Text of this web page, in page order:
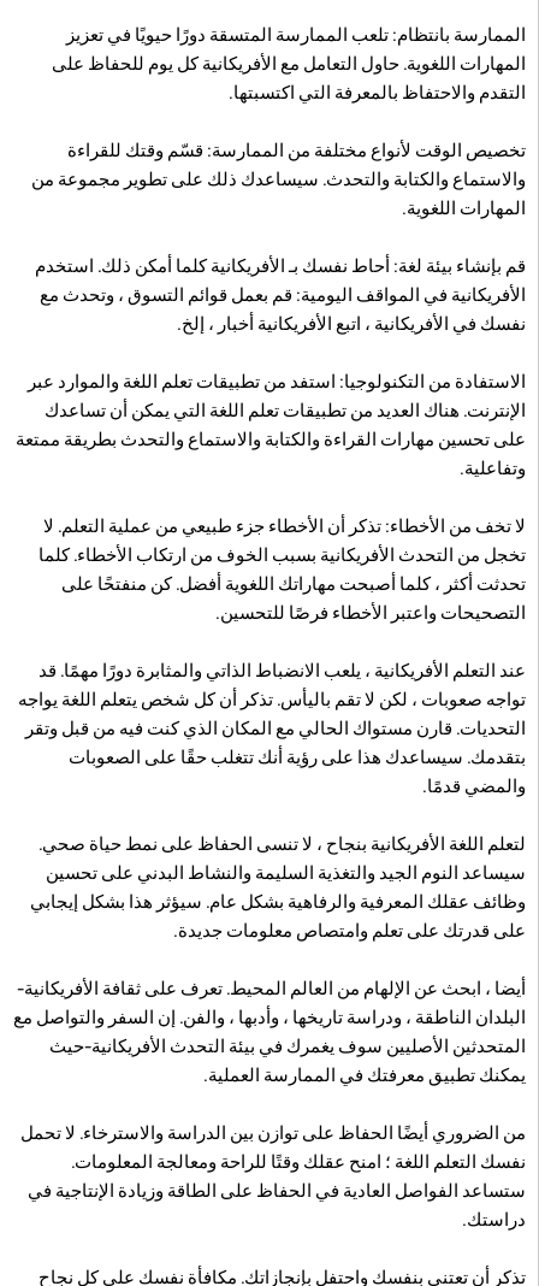
الممارسة بانتظام: تلعب الممارسة المتسقة دورًا حيويًا في تعزيز
المهارات اللغوية. حاول التعامل مع الأفريكانية كل يوم للحفاظ على
التقدم والاحتفاظ بالمعرفة التي اكتسبتها.
تخصيص الوقت لأنواع مختلفة من الممارسة: قسّم وقتك للقراءة
والاستماع والكتابة والتحدث. سيساعدك ذلك على تطوير مجموعة من
المهارات اللغوية.
قم بإنشاء بيئة لغة: أحاط نفسك بـ الأفريكانية كلما أمكن ذلك. استخدم
الأفريكانية في المواقف اليومية: قم بعمل قوائم التسوق ، وتحدث مع
نفسك في الأفريكانية ، اتبع الأفريكانية أخبار ، إلخ.
الاستفادة من التكنولوجيا: استفد من تطبيقات تعلم اللغة والموارد عبر
الإنترنت. هناك العديد من تطبيقات تعلم اللغة التي يمكن أن تساعدك
على تحسين مهارات القراءة والكتابة والاستماع والتحدث بطريقة ممتعة
وتفاعلية.
لا تخف من الأخطاء: تذكر أن الأخطاء جزء طبيعي من عملية التعلم. لا
تخجل من التحدث الأفريكانية بسبب الخوف من ارتكاب الأخطاء. كلما
تحدثت أكثر ، كلما أصبحت مهاراتك اللغوية أفضل. كن منفتحًا على
التصحيحات واعتبر الأخطاء فرصًا للتحسين.
عند التعلم الأفريكانية ، يلعب الانضباط الذاتي والمثابرة دورًا مهمًا. قد
تواجه صعوبات ، لكن لا تقم باليأس. تذكر أن كل شخص يتعلم اللغة يواجه
التحديات. قارن مستواك الحالي مع المكان الذي كنت فيه من قبل وتقر
بتقدمك. سيساعدك هذا على رؤية أنك تتغلب حقًا على الصعوبات
والمضي قدمًا.
لتعلم اللغة الأفريكانية بنجاح ، لا تنسى الحفاظ على نمط حياة صحي.
سيساعد النوم الجيد والتغذية السليمة والنشاط البدني على تحسين
وظائف عقلك المعرفية والرفاهية بشكل عام. سيؤثر هذا بشكل إيجابي
على قدرتك على تعلم وامتصاص معلومات جديدة.
أيضا ، ابحث عن الإلهام من العالم المحيط. تعرف على ثقافة الأفريكانية-
البلدان الناطقة ، ودراسة تاريخها ، وأدبها ، والفن. إن السفر والتواصل مع
المتحدثين الأصليين سوف يغمرك في بيئة التحدث الأفريكانية-حيث
يمكنك تطبيق معرفتك في الممارسة العملية.
من الضروري أيضًا الحفاظ على توازن بين الدراسة والاسترخاء. لا تحمل
نفسك التعلم اللغة ؛ امنح عقلك وقتًا للراحة ومعالجة المعلومات.
ستساعد الفواصل العادية في الحفاظ على الطاقة وزيادة الإنتاجية في
دراستك.
تذكر أن تعتني بنفسك واحتفل بإنجازاتك. مكافأة نفسك على كل نجاح